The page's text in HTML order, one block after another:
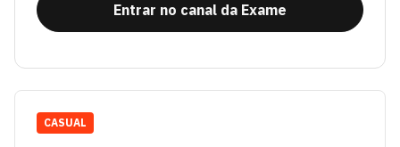
Entrar no canal da Exame
CASUAL